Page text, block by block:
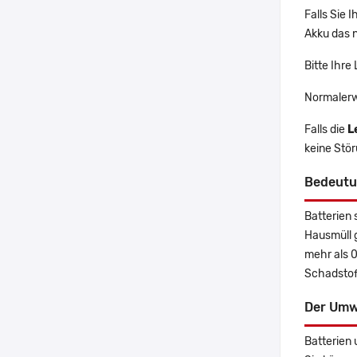
Falls Sie
Akku das
Bitte Ihre
Falls die
keine
Batterien
Hausmüll
mehr als
Der
Batterien